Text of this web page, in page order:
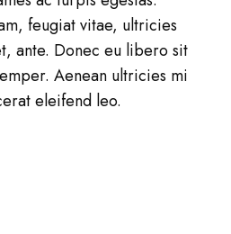
feugiat vitae, ultricies
ante. Donec eu libero sit
Aenean ultricies mi
eleifend leo.